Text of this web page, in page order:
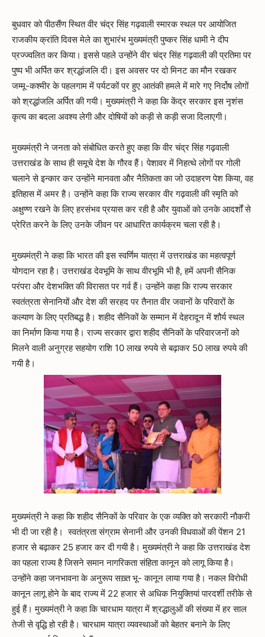
बुधवार को पीठसैंण स्थित वीर चंद्र सिंह गढ़वाली स्मारक स्थल पर आयोजित
राजकीय क्रांति दिवस मेले का शुभारंभ मुख्यमंत्री पुष्कर सिंह धामी ने दीप
प्रज्ज्वलित कर किया। इससे पहले उन्होंने वीर चंद्र सिंह गढ़वाली की प्रतिमा पर
पुष्प भी अर्पित कर श्रद्धांजलि दी। इस अवसर पर दो मिनट का मौन रखकर
जम्मू-कश्मीर के पहलगाम में पर्यटकों पर हुए आतंकी हमले में मारे गए निर्दोष लोगों
को श्रद्धांजलि अर्पित की गयी। मुख्यमंत्री ने कहा कि केंद्र सरकार इस नृशंस
कृत्य का बदला अवश्य लेगी और दोषियों को कड़ी से कड़ी सजा दिलाएगी।
मुख्यमंत्री ने जनता को संबोधित करते हुए कहा कि वीर चंद्र सिंह गढ़वाली
उत्तराखंड के साथ ही समूचे देश के गौरव हैं। पेशावर में निहत्थे लोगों पर गोली
चलाने से इन्कार कर उन्होंने मानवता और नैतिकता का जो उदाहरण पेश किया, वह
इतिहास में अमर है। उन्होंने कहा कि राज्य सरकार वीर गढ़वाली की स्मृति को
अक्षुण्ण रखने के लिए हरसंभव प्रयास कर रही है और युवाओं को उनके आदर्शों से
प्रेरित करने के लिए उनके जीवन पर आधारित कार्यक्रम चला रही है।
मुख्यमंत्री ने कहा कि भारत की इस स्वर्णिम यात्रा में उत्तराखंड का महत्वपूर्ण
योगदान रहा है। उत्तराखंड देवभूमि के साथ वीरभूमि भी है, हमें अपनी सैनिक
परंपरा और देशभक्ति की विरासत पर गर्व हैं। उन्होंने कहा कि राज्य सरकार
स्वतंत्रता सेनानियों और देश की सरहद पर तैनात वीर जवानों के परिवारों के
कल्याण के लिए प्रतिबद्ध है। शहीद सैनिकों के सम्मान में देहरादून में शौर्य स्थल
का निर्माण किया गया है। राज्य सरकार द्वारा शहीद सैनिकों के परिवारजनों को
मिलने वाली अनुग्रह सहयोग राशि 10 लाख रुपये से बढ़ाकर 50 लाख रुपये की
गयी है।
मुख्यमंत्री ने कहा कि शहीद सैनिकों के परिवार के एक व्यक्ति को सरकारी नौकरी
भी दी जा रही है। स्वतंत्रता संग्राम सेनानी और उनकी विधवाओं की पेंशन 21
हजार से बढ़ाकर 25 हजार कर दी गयी है। मुख्यमंत्री ने कहा कि उत्तराखंड देश
का पहला राज्य है जिसने समान नागरिकता संहिता कानून को लागू किया है।
उन्होंने कहा जनभावना के अनुरूप सख़्त भू- कानून लाया गया है। नकल विरोधी
कानून लागू होने के बाद राज्य में 22 हजार से अधिक नियुक्तियां पारदर्शी तरीके से
हुई हैं। मुख्यमंत्री ने कहा कि चारधाम यात्रा में श्रद्धालुओं की संख्या में हर साल
तेजी से वृद्धि हो रही है। चारधाम यात्रा व्यवस्थाओं को बेहतर बनाने के लिए